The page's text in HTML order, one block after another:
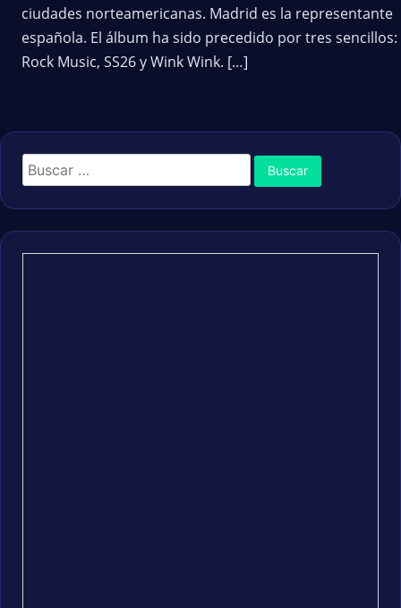
ciudades norteamericanas. Madrid es la representante
española. El álbum ha sido precedido por tres sencillos:
Rock Music, SS26 y Wink Wink. […]
Buscar: